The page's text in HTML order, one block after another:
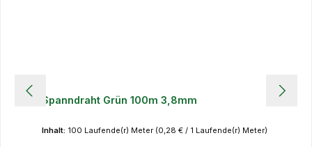
Spanndraht Grün 100m 3,8mm
Inhalt: 100 Laufende(r) Meter (0,28 € / 1 Laufende(r) Meter)